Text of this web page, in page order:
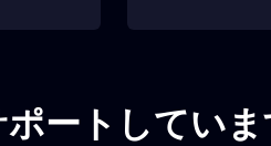
ートしていま